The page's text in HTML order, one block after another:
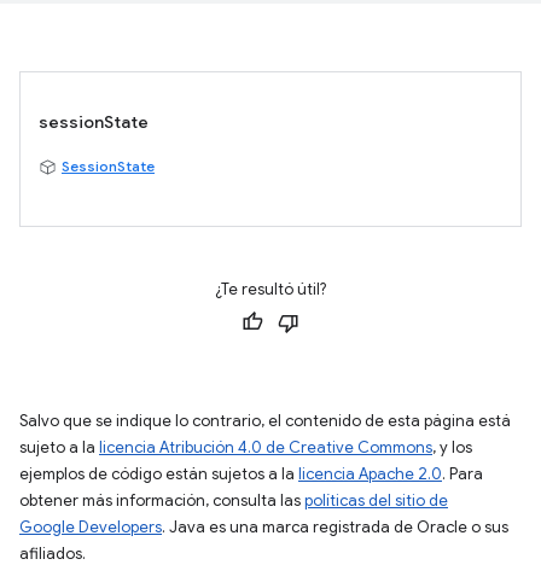
sessionState
SessionState
¿Te resultó útil?
Salvo que se indique lo contrario, el contenido de esta página está
sujeto a la licencia Atribución 4.0 de Creative Commons, y los
ejemplos de código están sujetos a la licencia Apache 2.0. Para
obtener más información, consulta laspolíticas del sitio de
Google Developers. Java es una marca registrada de Oracle o sus
afiliados.